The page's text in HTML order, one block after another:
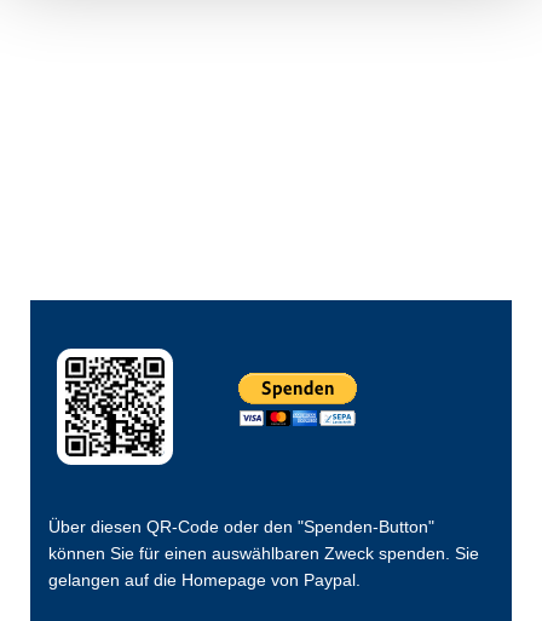
Über diesen QR-Code oder den "Spenden-Button"
können Sie für einen auswählbaren Zweck spenden. Sie
gelangen auf die Homepage von Paypal.